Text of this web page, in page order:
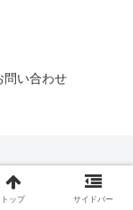
問い合わせ
トップ サイドバー